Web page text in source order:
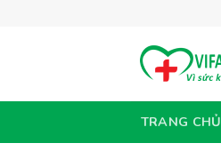
TRANG CHỦ